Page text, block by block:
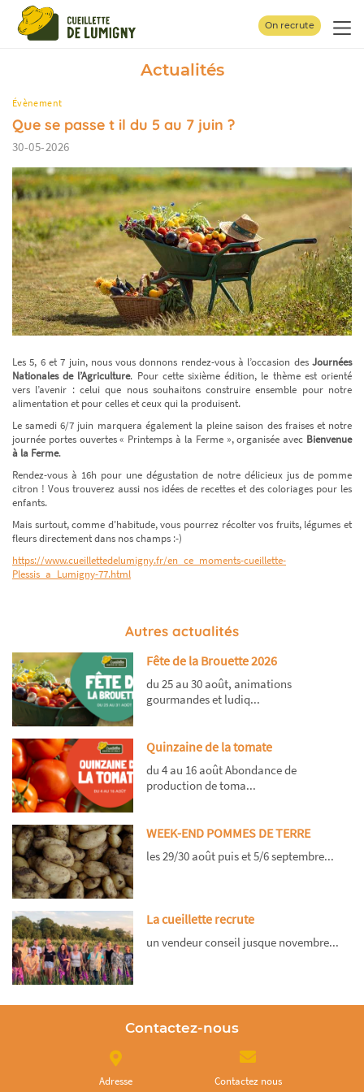
On recrute
Actualités
Évènement
Que se passe t il du 5 au 7 juin ?
30-05-2026
Les 5, 6 et 7 juin, nous vous donnons rendez-vous à l’occasion des Journées
Nationales de l’Agriculture. Pour cette sixième édition, le thème est orienté
vers l’avenir : celui que nous souhaitons construire ensemble pour notre
alimentation et pour celles et ceux qui la produisent.
Le samedi 6/7 juin marquera également la pleine saison des fraises et notre
journée portes ouvertes « Printemps à la Ferme », organisée avec Bienvenue
à la Ferme.
Rendez-vous à 16h pour une dégustation de notre délicieux jus de pomme
citron ! Vous trouverez aussi nos idées de recettes et des coloriages pour les
enfants.
Mais surtout, comme d'habitude, vous pourrez récolter vos fruits, légumes et
fleurs directement dans nos champs :-)
https://www.cueillettedelumigny.fr/en_ce_moments-cueillette-
Plessis_a_Lumigny-77.html
Autres actualités
Fête de la Brouette 2026
du 25 au 30 août, animations
gourmandes et ludiq...
Quinzaine de la tomate
du 4 au 16 août Abondance de
production de toma...
WEEK-END POMMES DE TERRE
les 29/30 août puis et 5/6 septembre...
La cueillette recrute
un vendeur conseil jusque novembre...
Contactez-nous
Adresse Contactez nous
Panneau de gestion des cookies